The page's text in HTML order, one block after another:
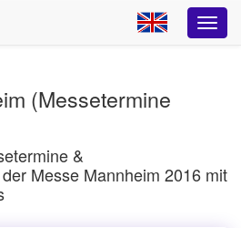
(Messetermine
&
Messe Mannheim 2016 mit